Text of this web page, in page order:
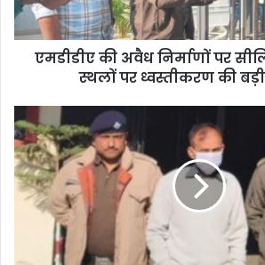
एमडीडीए की अवैध निर्माणों पर
स्थलों पर ध्वस्तीकरण की बड़ी